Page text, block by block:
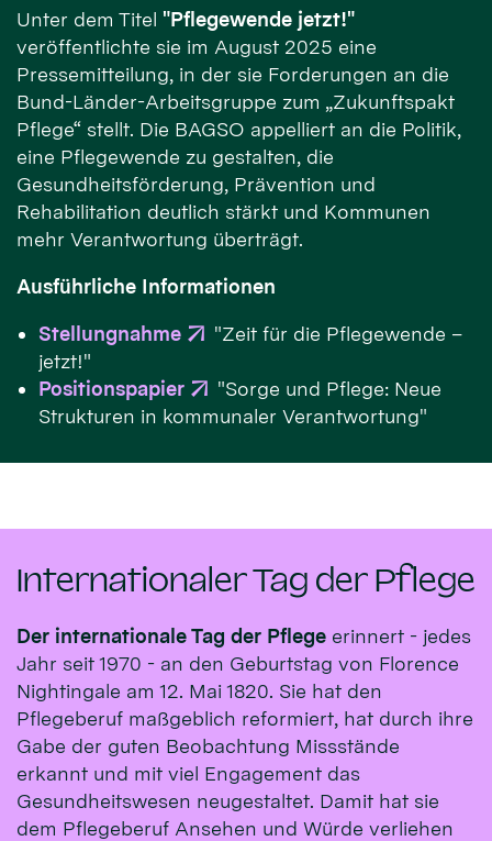
Unter dem Titel "Pflegewende jetzt!"
veröffentlichte sie im August 2025 eine
Pressemitteilung, in der sie Forderungen an die
Bund-Länder-Arbeitsgruppe zum „Zukunftspakt
Pflege“ stellt. Die BAGSO appelliert an die Politik,
eine Pflegewende zu gestalten, die
Gesundheitsförderung, Prävention und
Rehabilitation deutlich stärkt und Kommunen
mehr Verantwortung überträgt.
Ausführliche Informationen
Stellungnahme
"Zeit für die Pflegewende –
jetzt!"
Positionspapier
"Sorge und Pflege: Neue
Strukturen in kommunaler Verantwortung"
Internationaler Tag der Pflege
Der internationale Tag der Pflege erinnert - jedes
Jahr seit 1970 - an den Geburtstag von Florence
Nightingale am 12. Mai 1820. Sie hat den
Pflegeberuf maßgeblich reformiert, hat durch ihre
Gabe der guten Beobachtung Missstände
erkannt und mit viel Engagement das
Gesundheitswesen neugestaltet. Damit hat sie
dem Pflegeberuf Ansehen und Würde verliehen